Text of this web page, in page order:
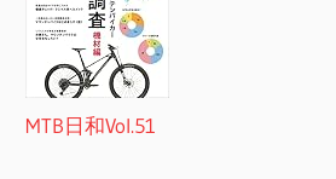
MTB日和Vol.51